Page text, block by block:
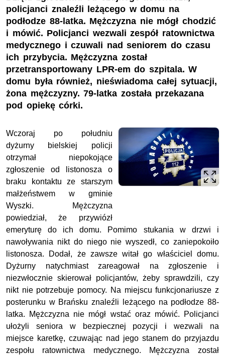
policjanci znaleźli leżącego w domu na
podłodze 88-latka. Mężczyzna nie mógł chodzić
i mówić. Policjanci wezwali zespół ratownictwa
medycznego i czuwali nad seniorem do czasu
ich przybycia. Mężczyzna został
przetransportowany LPR-em do szpitala. W
domu była również, nieświadoma całej sytuacji,
żona mężczyzny. 79-latka została przekazana
pod opiekę córki.
Wczoraj po południu
dyżurny bielskiej policji
otrzymał niepokojące
zgłoszenie od listonosza o
braku kontaktu ze starszym
małżeństwem w gminie
Wyszki. Mężczyzna
powiedział, że przywiózł
emeryturę do ich domu. Pomimo stukania w drzwi i
nawoływania nikt do niego nie wyszedł, co zaniepokoiło
listonosza. Dodał, że zawsze witał go właściciel domu.
Dyżurny natychmiast zareagował na zgłoszenie i
niezwłocznie skierował policjantów, żeby sprawdzili, czy
nikt nie potrzebuje pomocy. Na miejscu funkcjonariusze z
posterunku w Brańsku znaleźli leżącego na podłodze 88-
latka. Mężczyzna nie mógł wstać oraz mówić. Policjanci
ułożyli seniora w bezpiecznej pozycji i wezwali na
miejsce karetkę, czuwając nad jego stanem do przyjazdu
zespołu ratownictwa medycznego. Mężczyzna został